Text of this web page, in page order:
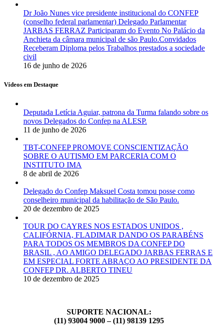
Dr João Nunes vice presidente institucional do CONFEP
(conselho federal parlamentar) Delegado Parlamentar
JARBAS FERRAZ Participaram do Evento No Palácio da
Anchieta da câmara municipal de são Paulo.Convidados
Receberam Diploma pelos Trabalhos prestados a sociedade
civil
16 de junho de 2026
Vídeos em Destaque
Deputada Letícia Aguiar, patrona da Turma falando sobre os
novos Delegados do Confep na ALESP.
11 de junho de 2026
TBT-CONFEP PROMOVE CONSCIENTIZAÇÃO
SOBRE O AUTISMO EM PARCERIA COM O
INSTITUTO IMA
8 de abril de 2026
Delegado do Confep Maksuel Costa tomou posse como
conselheiro municipal da habilitação de São Paulo.
20 de dezembro de 2025
TOUR DO CAYRES NOS ESTADOS UNIDOS ,
CALIFÓRNIA, FLADIMAR DANDO OS PARABÉNS
PARA TODOS OS MEMBROS DA CONFEP DO
BRASIL , AO AMIGO DELEGADO JARBAS FERRAS E
EM ESPECIAL FORTE ABRAÇO AO PRESIDENTE DA
CONFEP DR. ALBERTO TINEU
10 de dezembro de 2025
SUPORTE NACIONAL:
(11) 93004 9000 – (11) 98139 1295